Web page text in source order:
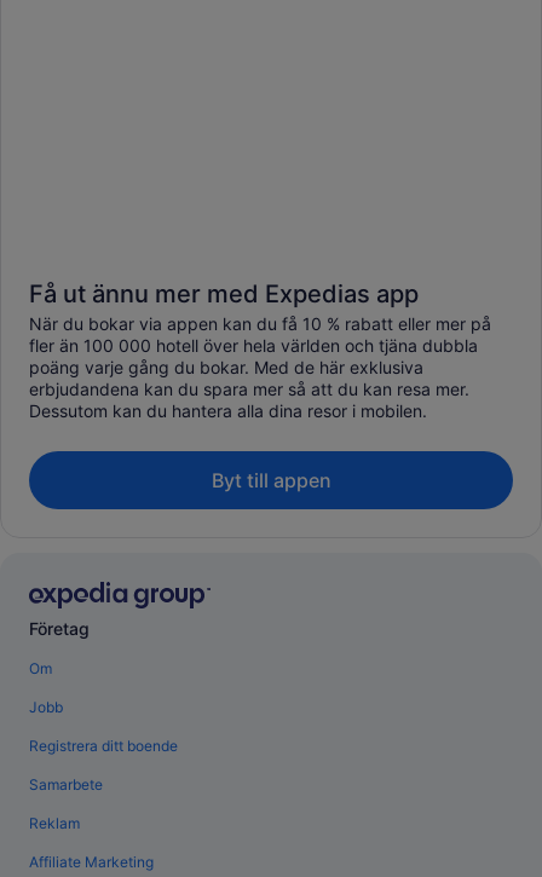
Få ut ännu mer med Expedias app
När du bokar via appen kan du få 10 % rabatt eller mer på
fler än 100 000 hotell över hela världen och tjäna dubbla
poäng varje gång du bokar. Med de här exklusiva
erbjudandena kan du spara mer så att du kan resa mer.
Dessutom kan du hantera alla dina resor i mobilen.
Byt till appen
Företag
Om
Jobb
Registrera ditt boende
Samarbete
Reklam
Affiliate Marketing